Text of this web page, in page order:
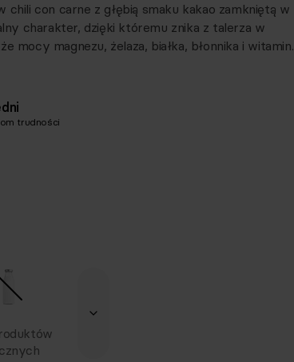
con carne z głębią smaku kakao zamkniętą w
charakter, dzięki któremu znika z talerza w
mocy magnezu, żelaza, białka, błonnika i witamin.
trudności